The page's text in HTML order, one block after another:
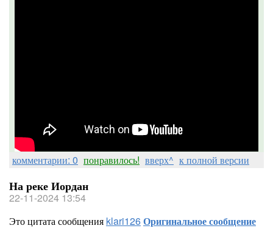
комментарии: 0 понравилось! вверх^ к полной версии
На реке Иордан
22-11-2024 13:54
Это цитата сообщения klari126Оригинальное сообщение